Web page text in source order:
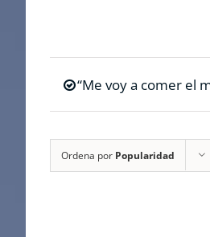
“Me voy a comer el
Ordena por Popularidad